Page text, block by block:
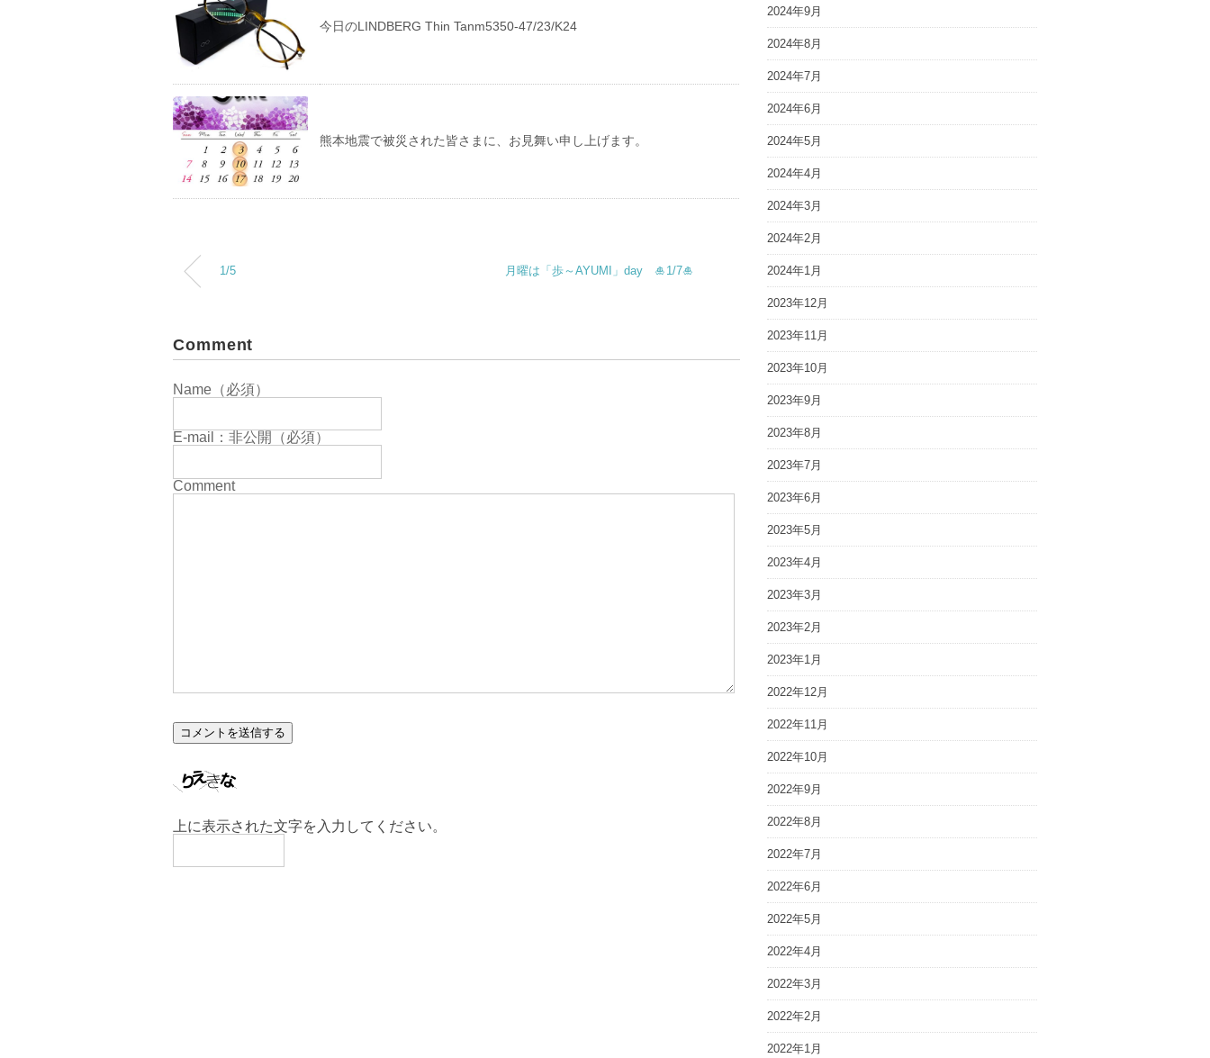
今日のLINDBERG Thin Tanm5350-47/23/K24
熊本地震で被災された皆さまに、お見舞い申し上げます。
1/5 月曜は「歩～AYUMI」day 🎍1/7🎍
Comment
Name（必須）
E-mail：非公開（必須）
Comment
上に表示された文字を入力してください。
2024年9月
2024年8月
2024年7月
2024年6月
2024年5月
2024年4月
2024年3月
2024年2月
2024年1月
2023年12月
2023年11月
2023年10月
2023年9月
2023年8月
2023年7月
2023年6月
2023年5月
2023年4月
2023年3月
2023年2月
2023年1月
2022年12月
2022年11月
2022年10月
2022年9月
2022年8月
2022年7月
2022年6月
2022年5月
2022年4月
2022年3月
2022年2月
2022年1月